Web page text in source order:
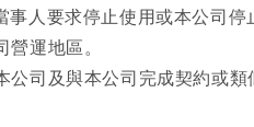
事人要求停止使用或本公司停
運地區。
公司及與本公司完成契約或類